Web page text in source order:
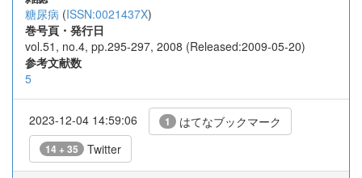
糖尿病 (ISSN:0021437X)
巻号頁・発行日
vol.51, no.4, pp.295-297, 2008 (Released:2009-05-20)
参考文献数
5
2023-12-04 14:59:06 1 はてなブックマーク
14 + 35 Twitter